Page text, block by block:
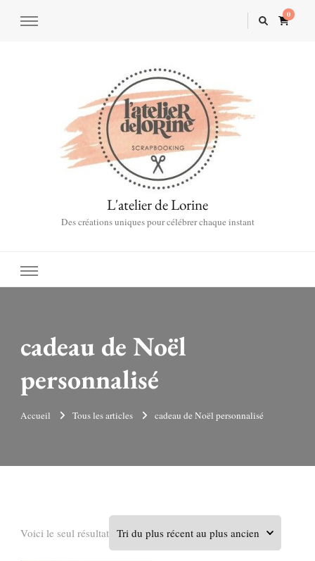
0
L'atelier de Lorine
Des créations uniques pour célébrer chaque instant
cadeau de Noël
personnalisé
Accueil Tous les articles cadeau de Noël personnalisé
Voici le seul résultat